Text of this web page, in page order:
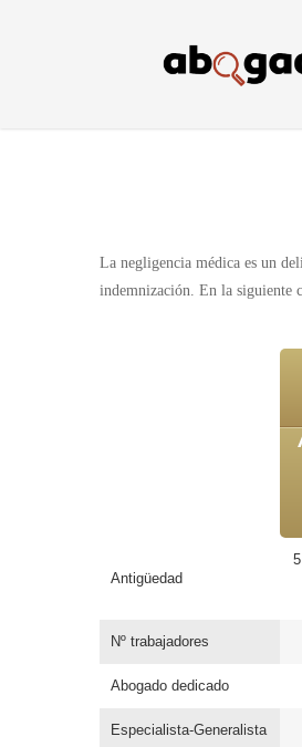
La negligencia médica es un
indemnización. En la siguiente
Antigüedad
Nº trabajadores
Abogado dedicado
Especialista-Generalista